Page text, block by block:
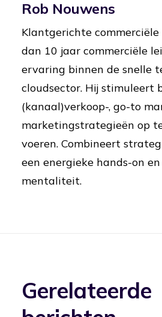
Rob Nouwens
Klantgerichte
dan 10 jaar commerciële
ervaring binnen de snelle
cloudsector. Hij stimuleert
(kanaal)verkoop-, go-to
marketingstrategieën op
voeren. Combineert
een energieke hands-on
mentaliteit.
Gerelateerde